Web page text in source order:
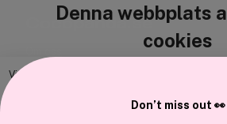
Denna webbplats
cookies
Vi använder enhetsidentifierare för att
Cocopanda.se
Don’t miss out 👀